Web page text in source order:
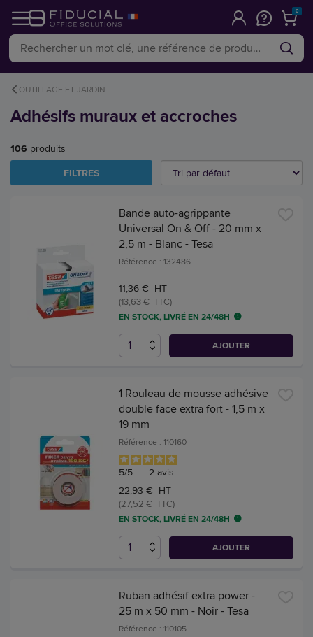
0
OUTILLAGE ET JARDIN
Adhésifs muraux et accroches
106 produits
FILTRES
Bande auto-agrippante
Universal On & Off - 20 mm x
2,5 m - Blanc - Tesa
Référence : 132486
11,36 € HT
(13,63 € TTC)
EN STOCK, LIVRÉ EN 24/48H
AJOUTER
1 Rouleau de mousse adhésive
double face extra fort - 1,5 m x
19 mm
Référence : 110160
5/5 - 2 avis
22,93 € HT
(27,52 € TTC)
EN STOCK, LIVRÉ EN 24/48H
AJOUTER
Ruban adhésif extra power -
25 m x 50 mm - Noir - Tesa
Référence : 110105